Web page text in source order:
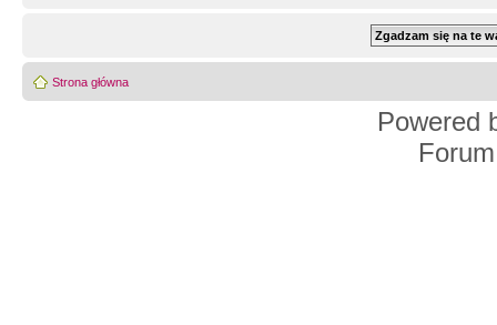
Strona główna
Powered